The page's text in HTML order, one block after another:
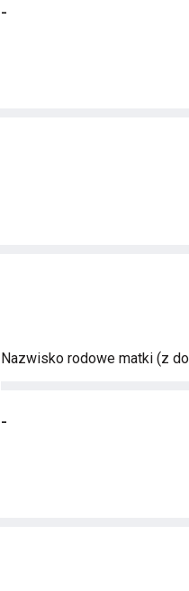
-
Nazwisko rodowe matki (z
-